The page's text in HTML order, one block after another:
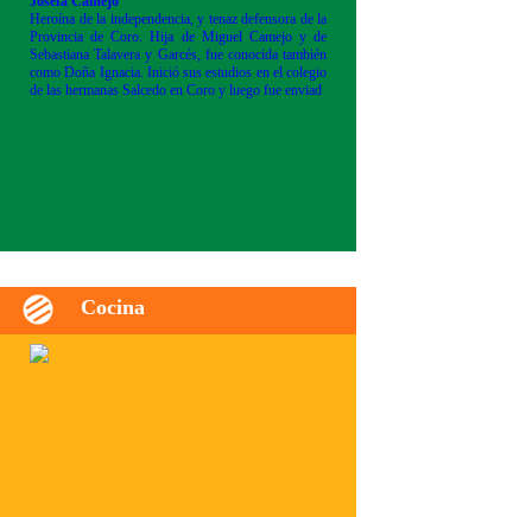
Heroína de la independencia, y tenaz defensora de la
Provincia de Coro. Hija de Miguel Camejo y de
Sebastiana Talavera y Garcés, fue conocida también
como Doña Ignacia. Inició sus estudios en el colegio
de las hermanas Salcedo en Coro y luego fue enviad
Cocina